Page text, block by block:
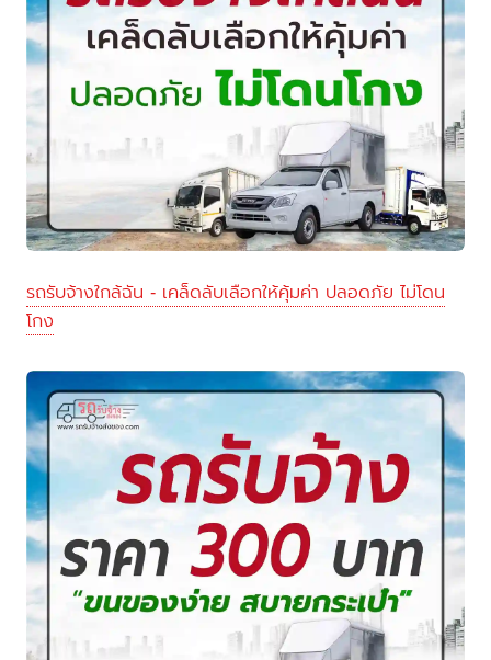
รถรับจ้างใกล้ฉัน - เคล็ดลับเลือกให้คุ้มค่า ปลอดภัย ไม่โดน
โกง